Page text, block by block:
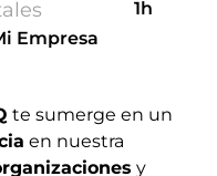
Empresa
1h
te sumerge en un
en nuestra
y